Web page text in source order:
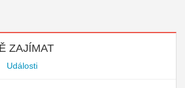
ZAJÍMAT
Události